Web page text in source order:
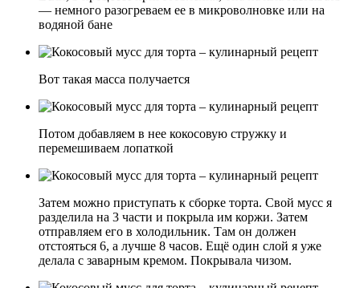
— немного разогреваем ее в микроволновке или на
водяной бане
Вот такая масса получается
Потом добавляем в нее кокосовую стружку и
перемешиваем лопаткой
Затем можно приступать к сборке торта. Свой мусс я
разделила на 3 части и покрыла им коржи. Затем
отправляем его в холодильник. Там он должен
отстояться 6, а лучше 8 часов. Ещё один слой я уже
делала с заварным кремом. Покрывала чизом.